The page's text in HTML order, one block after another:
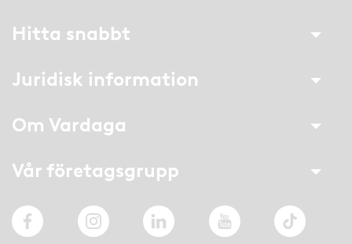
Hitta snabbt
Juridisk information
Om Vardaga
Vår företagsgrupp
FacebookInstagramLinkedIn YouTube TikTok